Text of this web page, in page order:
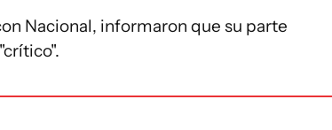
Nacional, informaron que su parte